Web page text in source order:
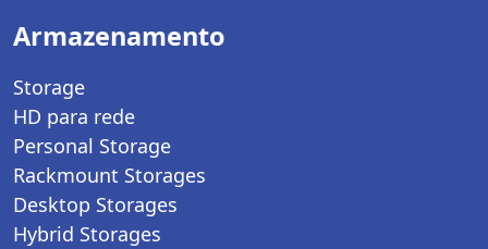
Armazenamento
Storage
HD para rede
Personal Storage
Rackmount Storages
Desktop Storages
Hybrid Storages